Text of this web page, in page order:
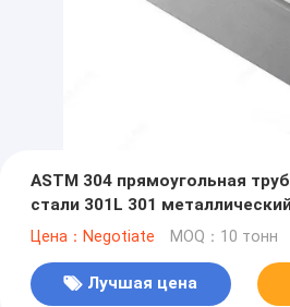
ASTM 304 прямоугольная
стали 301L 301
Цена：Negotiate MOQ：10 тонн
Лучшая цена